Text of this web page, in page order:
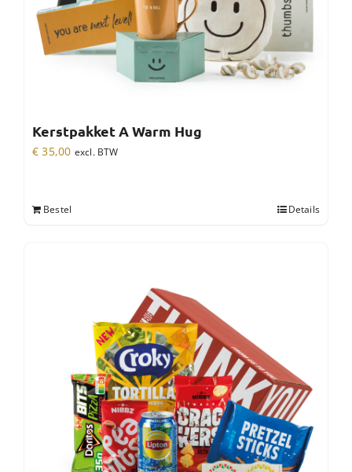
Kerstpakket A Warm Hug
€ 35,00 excl. BTW
Bestel Details